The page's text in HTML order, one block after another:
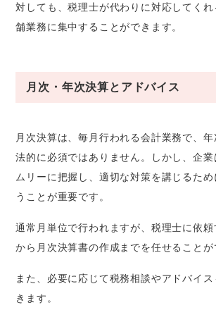
対しても、税理士が代わりに対応してく
舗業務に集中することができます。
月次・年次決算とアドバイス
月次決算は、毎月行われる会計業務で、年
法的に必須ではありません。しかし、企業
ムリーに把握し、適切な対策を講じるた
うことが重要です。
通常月単位で行われますが、税理士に依
から月次決算書の作成までを任せることが
また、必要に応じて税務相談やアドバイ
きます。